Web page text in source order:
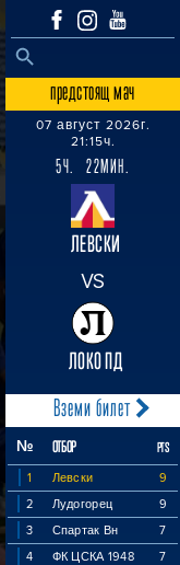
Search
SEARCH BUTTON
предстоящ мач
07 август 2026г.
21:15ч.
5Ч. 22МИН.
ЛЕВСКИ
VS
ЛОКО ПД
Вземи билет
№ ОТБОР PTS
1 Левски
9
2
Лудогорец
9
3
Спартак Вн
7
4
ФК ЦСКА 1948
7